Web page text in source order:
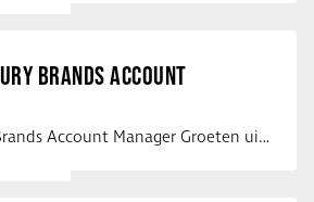
BRANDS ACCOUNT
Vacature Luxury Brands Account Manager Groeten uit Spanje! Vanaf mijn …